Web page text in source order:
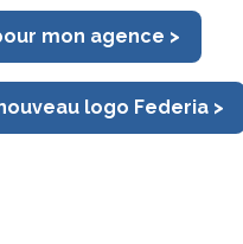
SOYEZ
mon agence >
logo Federia >